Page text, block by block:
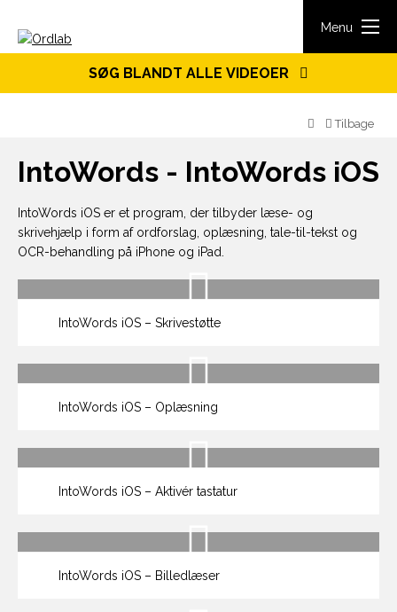
Menu
SØG BLANDT ALLE VIDEOER
Tilbage
IntoWords - IntoWords iOS
IntoWords iOS er et program, der tilbyder læse- og
skrivehjælp i form af ordforslag, oplæsning, tale-til-tekst og
OCR-behandling på iPhone og iPad.
IntoWords iOS – Skrivestøtte
IntoWords iOS – Oplæsning
IntoWords iOS – Aktivér tastatur
IntoWords iOS – Billedlæser